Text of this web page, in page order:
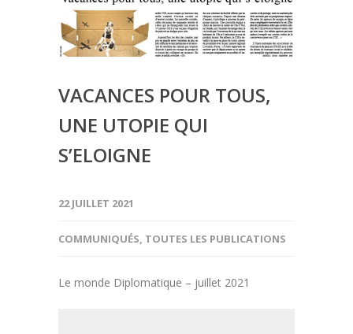
VACANCES POUR TOUS,
UNE UTOPIE QUI
S’ELOIGNE
22 JUILLET 2021
COMMUNIQUÉS, TOUTES LES PUBLICATIONS
Le monde Diplomatique – juillet 2021